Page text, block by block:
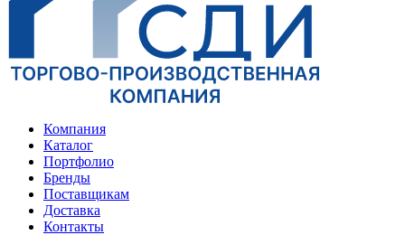
Компания
Каталог
Портфолио
Бренды
Поставщикам
Доставка
Контакты